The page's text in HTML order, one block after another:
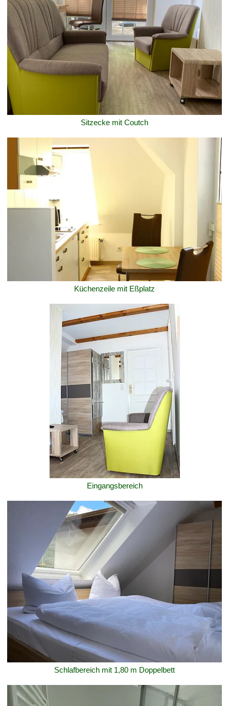
Sitzecke mit Coutch
Küchenzeile mit Eßplatz
Eingangsbereich
Schlafbereich mit 1,80 m Doppelbett